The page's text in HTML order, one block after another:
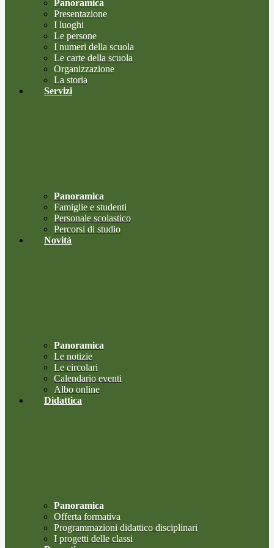
Panoramica
Presentazione
I luoghi
Le persone
I numeri della scuola
Le carte della scuola
Organizzazione
La storia
Servizi
Panoramica
Famiglie e studenti
Personale scolastico
Percorsi di studio
Novità
Panoramica
Le notizie
Le circolari
Calendario eventi
Albo online
Didattica
Panoramica
Offerta formativa
Programmazioni didattico disciplinari
I progetti delle classi